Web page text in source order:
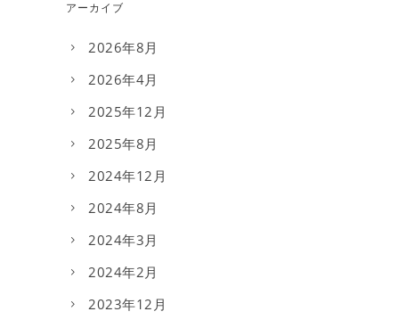
アーカイブ
2026年8月
2026年4月
2025年12月
2025年8月
2024年12月
2024年8月
2024年3月
2024年2月
2023年12月